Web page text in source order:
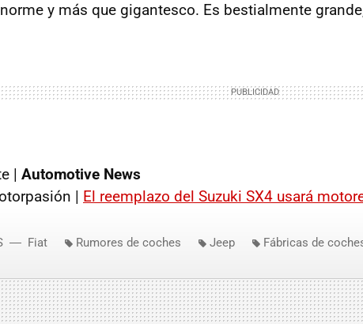
y más que gigantesco. Es bestialmente
| Automotive News
| El reemplazo del Suzuki SX4 usará
Fiat Rumores de coches Jeep Fábricas de